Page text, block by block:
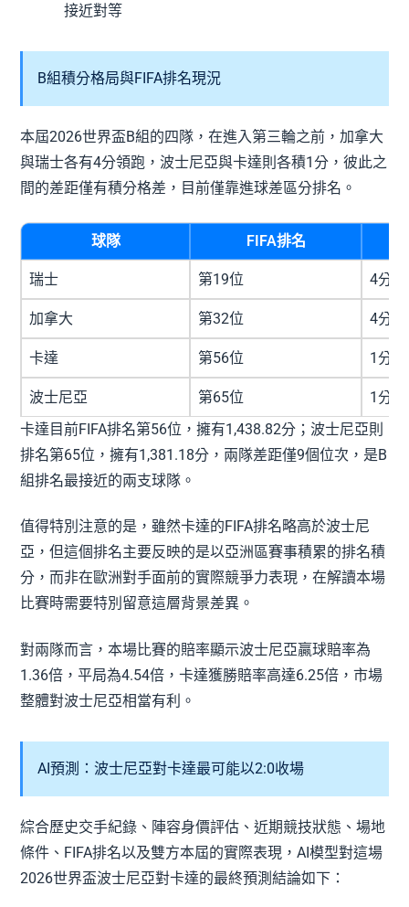
接近對等
B組積分格局與FIFA排名現況
本屆2026世界盃B組的四隊，在進入第三輪之前，加拿大
與瑞士各有4分領跑，波士尼亞與卡達則各積1分，彼此之
間的差距僅有積分格差，目前僅靠進球差區分排名。
球隊 FIFA排名
瑞士 第19位 4分
加拿大 第32位 4分
卡達 第56位 1分
波士尼亞 第65位
1分
卡達目前FIFA排名第56位，擁有1,438.82分；波士尼亞則
排名第65位，擁有1,381.18分，兩隊差距僅9個位次，是B
組排名最接近的兩支球隊。
值得特別注意的是，雖然卡達的FIFA排名略高於波士尼
亞，但這個排名主要反映的是以亞洲區賽事積累的排名積
分，而非在歐洲對手面前的實際競爭力表現，在解讀本場
比賽時需要特別留意這層背景差異。
對兩隊而言，本場比賽的賠率顯示波士尼亞贏球賠率為
1.36倍，平局為4.54倍，卡達獲勝賠率高達6.25倍，市場
整體對波士尼亞相當有利。
AI預測：波士尼亞對卡達最可能以2:0收場
綜合歷史交手紀錄、陣容身價評估、近期競技狀態、場地
條件、FIFA排名以及雙方本屆的實際表現，AI模型對這場
2026世界盃波士尼亞對卡達的最終預測結論如下：